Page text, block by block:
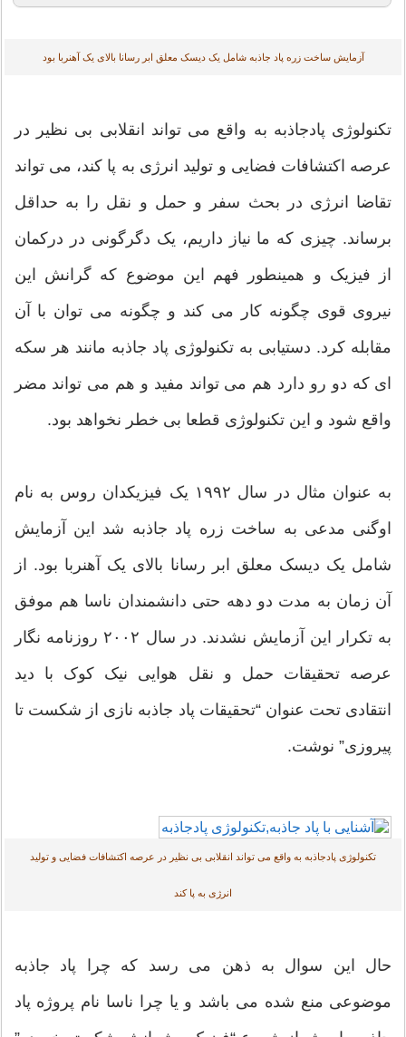
آزمایش ساخت زره پاد جاذبه شامل یک دیسک معلق ابر رسانا بالای یک آهنربا بود
تکنولوژی پادجاذبه به واقع می تواند انقلابی بی نظیر در
عرصه اکتشافات فضایی و تولید انرژی به پا کند، می تواند
تقاضا انرژی در بحث سفر و حمل و نقل را به حداقل
برساند. چیزی که ما نیاز داریم، یک دگرگونی در درکمان
از فیزیک و همینطور فهم این موضوع که گرانش این
نیروی قوی چگونه کار می کند و چگونه می توان با آن
مقابله کرد. دستیابی به تکنولوژی پاد جاذبه مانند هر سکه
ای که دو رو دارد هم می تواند مفید و هم می تواند مضر
واقع شود و این تکنولوژی قطعا بی خطر نخواهد بود.
به عنوان مثال در سال ۱۹۹۲ یک فیزیکدان روس به نام
اوگنی مدعی به ساخت زره پاد جاذبه شد این آزمایش
شامل یک دیسک معلق ابر رسانا بالای یک آهنربا بود. از
آن زمان به مدت دو دهه حتی دانشمندان ناسا هم موفق
به تکرار این آزمایش نشدند. در سال ۲۰۰۲ روزنامه نگار
عرصه تحقیقات حمل و نقل هوایی نیک کوک با دید
انتقادی تحت عنوان “تحقیقات پاد جاذبه نازی از شکست تا
پیروزی” نوشت.
تکنولوژی پادجاذبه به واقع می تواند انقلابی بی نظیر در عرصه اکتشافات فضایی و تولید
انرژی به پا کند
حال این سوال به ذهن می رسد که چرا پاد جاذبه
موضوعی منع شده می باشد و یا چرا ناسا نام پروژه پاد